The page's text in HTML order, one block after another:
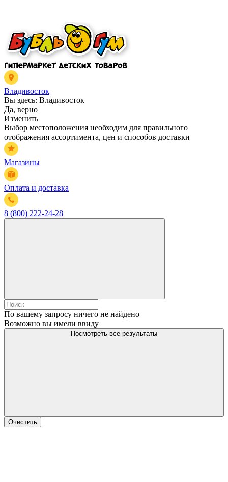
Владивосток
Вы здесь: Владивосток
Да, верно
Изменить
Выбор местоположения необходим для правильного
отображения ассортимента, цен и способов доставки
Магазины
Оплата и доставка
8 (800) 222-24-28
По вашему запросу ничего не найдено
Возможно вы имели ввиду
Посмотреть все результаты
Очистить